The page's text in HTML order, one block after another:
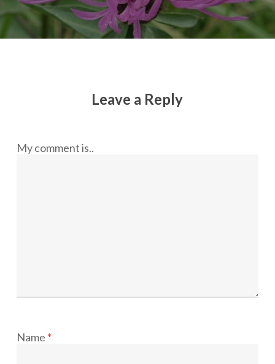
Leave a Reply
My comment is..
Name *